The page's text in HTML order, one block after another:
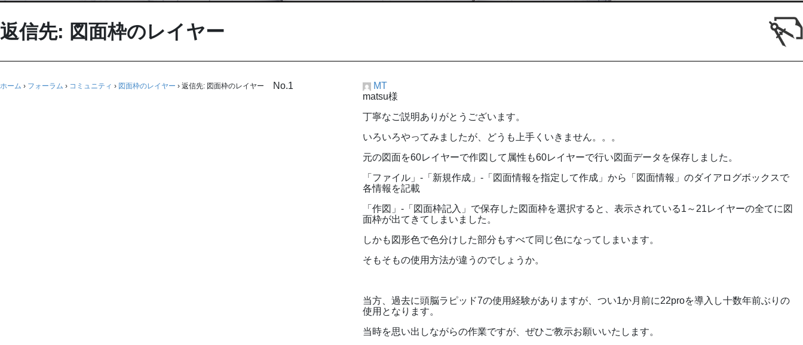
返信先: 図面枠のレイヤー
ホーム › フォーラム › コミュニティ › 図面枠のレイヤー › 返信先: 図面枠のレイヤー No.1
MT
matsu様
丁寧なご説明ありがとうございます。
いろいろやってみましたが、どうも上手くいきません。。。
元の図面を60レイヤーで作図して属性も60レイヤーで行い図面データを保存しました。
「ファイル」-「新規作成」-「図面情報を指定して作成」から「図面情報」のダイアログボックスで
各情報を記載
「作図」-「図面枠記入」で保存した図面枠を選択すると、表示されている1～21レイヤーの全てに図
面枠が出てきてしまいました。
しかも図形色で色分けした部分もすべて同じ色になってしまいます。
そもそもの使用方法が違うのでしょうか。
当方、過去に頭脳ラピッド7の使用経験がありますが、つい1か月前に22proを導入し十数年前ぶりの
使用となります。
当時を思い出しながらの作業ですが、ぜひご教示お願いいたします。